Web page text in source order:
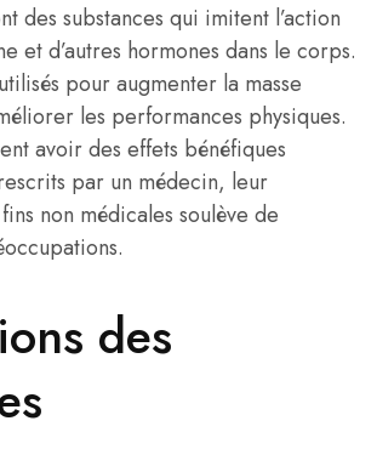
des substances qui imitent l’action
et d’autres hormones dans le corps.
pour augmenter la masse
les performances physiques.
avoir des effets bénéfiques
par un médecin, leur
non médicales soulève de
des